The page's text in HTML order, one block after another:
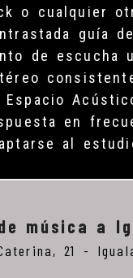
o cualquier
guía
de escucha
Espacio
en
al
música a
21 -